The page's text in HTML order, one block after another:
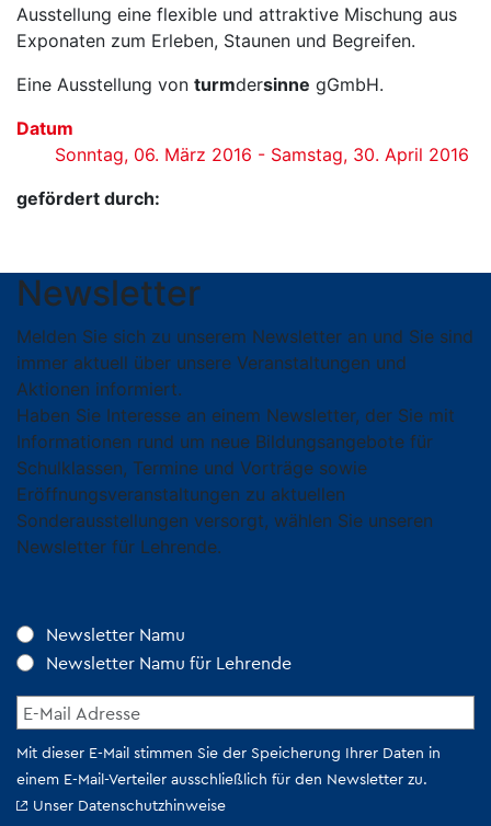
Ausstellung eine flexible und attraktive Mischung aus
Exponaten zum Erleben, Staunen und Begreifen.
Eine Ausstellung von turmdersinne gGmbH.
Datum
Sonntag, 06. März 2016 - Samstag, 30. April 2016
gefördert durch:
Newsletter
Melden Sie sich zu unserem Newsletter an und Sie sind
immer aktuell über unsere Veranstaltungen und
Aktionen informiert.
Haben Sie Interesse an einem Newsletter, der Sie mit
Informationen rund um neue Bildungsangebote für
Schulklassen, Termine und Vorträge sowie
Eröffnungsveranstaltungen zu aktuellen
Sonderausstellungen versorgt, wählen Sie unseren
Newsletter für Lehrende.